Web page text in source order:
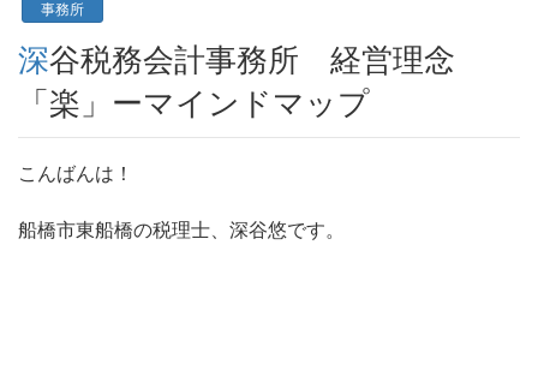
事務所
深谷税務会計事務所 経営理念
「楽」ーマインドマップ
こんばんは！
船橋市東船橋の税理士、深谷悠です。